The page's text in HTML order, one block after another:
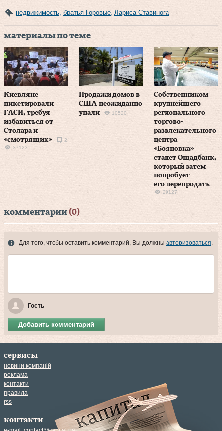
недвижимость братья Горовые Лариса Ставинога
материалы по теме
Киевляне
пикетировали
ГАСИ, требуя
избавиться от
Столара и
«смотрящих»
2
37123
Продажи домов в
США неожиданно
упали
10520
Собственником
крупнейшего
регионального
торгово-
развлекательного
центра
«Бояновка»
станет Ощадбанк,
который затем
попробует
его перепродать
29127
комментарии (0)
Для того, чтобы оставить комментарий, Вы должны авторизоваться.
Гость
Добавить комментарий
сервисы
новини компаній
реклама
контакти
правила
rss
контакти